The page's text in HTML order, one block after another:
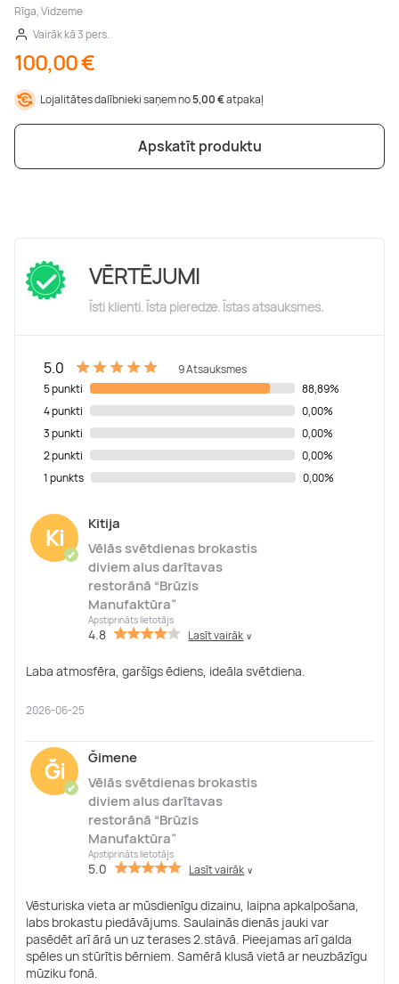
Rīga, Vidzeme
Vairāk kā 3 pers.
100,00 €
Lojalitātes dalībnieki saņem no5,00 €atpakaļ
Apskatīt produktu
VĒRTĒJUMI
Īsti klienti. Īsta pieredze. Īstas atsauksmes.
5.0
9 Atsauksmes
5 punkti
88,89%
4 punkti
0,00%
3 punkti
0,00%
2 punkti
0,00%
1 punkts
0,00%
Ki
✔
Kitija
Vēlās svētdienas brokastis
diviem alus darītavas
restorānā “Brūzis
Manufaktūra”
Apstiprināts lietotājs
4.8 Lasīt vairāk ∨
Laba atmosfēra, garšīgs ēdiens, ideāla svētdiena.
2026-06-25
Ği
✔
Ğimene
Vēlās svētdienas brokastis
diviem alus darītavas
restorānā “Brūzis
Manufaktūra”
Apstiprināts lietotājs
5.0 Lasīt vairāk ∨
Vēsturiska vieta ar mūsdienīgu dizainu, laipna apkalpošana,
labs brokastu piedāvājums. Saulainās dienās jauki var
pasēdēt arī ārā un uz terases 2.stāvā. Pieejamas arī galda
spēles un stūrītis bērniem. Samērā klusā vietā ar neuzbāzīgu
mūziku fonā.